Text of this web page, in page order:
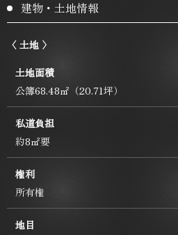
建物・土地情報
〈 土地 〉
土地面積
公簿68.48㎡（20.71坪）
私道負担
約8㎡要
権利
所有権
地目